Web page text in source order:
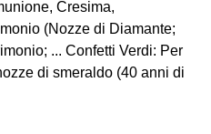
Cresima,
(Nozze di Diamante;
... Confetti Verdi: Per
di smeraldo (40 anni di